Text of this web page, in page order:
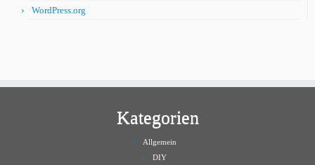
WordPress.org
Kategorien
Allgemein
DIY